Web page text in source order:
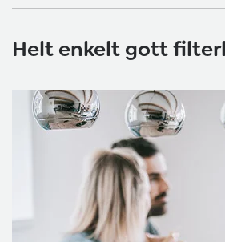
Helt enkelt gott